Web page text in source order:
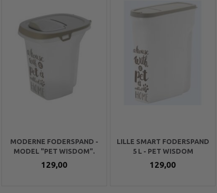
MODERNE FODERSPAND -
MODEL "PET WISDOM".
129,00
LILLE SMART FODERSPAND
5 L - PET WISDOM
129,00